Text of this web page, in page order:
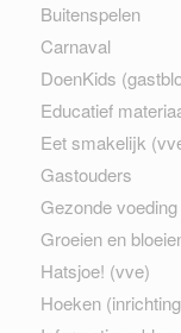
Buitenspelen
Carnaval
DoenKids
Educatief
Eet smakelijk
Gastouders
Gezonde voeding
Groeien en
Hatsjoe! (vve)
Hoeken